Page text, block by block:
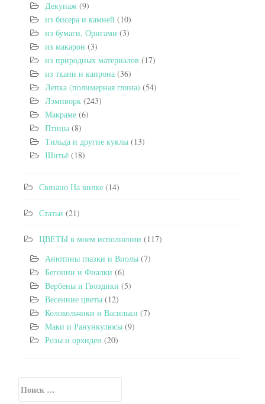
Декупаж (9)
из бисера и камней (10)
из бумаги, Оригами (3)
из макарон (3)
из природных материалов (17)
из ткани и капрона (36)
Лепка (полимерная глина) (54)
Лэмпворк (243)
Макраме (6)
Птицы (8)
Тильда и другие куклы (13)
Шитьё (18)
Связано На вилке (14)
Статьи (21)
ЦВЕТЫ в моем исполнении (117)
Анютины глазки и Виолы (7)
Бегонии и Фиалки (6)
Вербены и Гвоздики (5)
Весенние цветы (12)
Колокольчики и Васильки (7)
Маки и Ранункулюсы (9)
Розы и орхидеи (20)
Secondary Sidebar
Искать: